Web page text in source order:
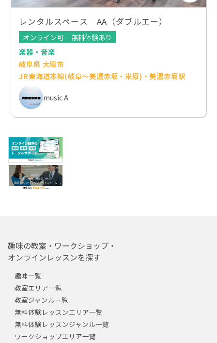
レンタルスペース AA（ダブルエー）
オンライン可
無料体験あり
楽器・音楽
岐阜県 大垣市
JR東海道本線(岐阜～美濃赤坂・米原)・美濃赤坂駅
music A
趣味の教室・ワークショップ・
オンラインレッスンを探す
趣味一覧
教室エリア一覧
教室ジャンル一覧
無料体験レッスンエリア一覧
無料体験レッスンジャンル一覧
ワークショップエリア一覧